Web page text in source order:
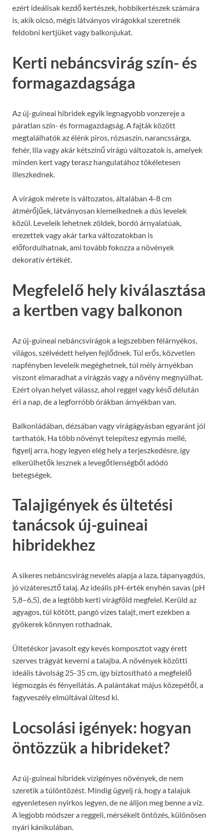
ezért ideálisak kezdő kertészek, hobbikertészek számára
is, akik olcsó, mégis látványos virágokkal szeretnék
feldobni kertjüket vagy balkonjukat.
Kerti nebáncsvirág szín- és
formagazdagsága
Az új-guineai hibridek egyik legnagyobb vonzereje a
páratlan szín- és formagazdagság. A fajták között
megtalálhatók az élénk piros, rózsaszín, narancssárga,
fehér, lila vagy akár kétszínű virágú változatok is, amelyek
minden kert vagy terasz hangulatához tökéletesen
illeszkednek.
A virágok mérete is változatos, általában 4-8 cm
átmérőjűek, látványosan kiemelkednek a dús levelek
közül. Leveleik lehetnek zöldek, bordó árnyalatúak,
erezettek vagy akár tarka változatokban is
előfordulhatnak, ami tovább fokozza a növények
dekoratív értékét.
Megfelelő hely kiválasztása
a kertben vagy balkonon
Az új-guineai nebáncsvirágok a legszebben félárnyékos,
világos, szélvédett helyen fejlődnek. Túl erős, közvetlen
napfényben leveleik megéghetnek, túl mély árnyékban
viszont elmaradhat a virágzás vagy a növény megnyúlhat.
Ezért olyan helyet válassz, ahol reggel vagy késő délután
éri a nap, de a legforróbb órákban árnyékban van.
Balkonládában, dézsában vagy virágágyásban egyaránt jól
tarthatók. Ha több növényt telepítesz egymás mellé,
figyelj arra, hogy legyen elég hely a terjeszkedésre, így
elkerülhetők lesznek a levegőtlenségből adódó
betegségek.
Talajigények és ültetési
tanácsok új-guineai
hibridekhez
A sikeres nebáncsvirág nevelés alapja a laza, tápanyagdús,
jó vízáteresztő talaj. Az ideális pH-érték enyhén savas (pH
5,8–6,5), de a legtöbb kerti virágföld megfelel. Kerüld az
agyagos, túl kötött, pangó vizes talajt, mert ezekben a
gyökerek könnyen rothadnak.
Ültetéskor javasolt egy kevés komposztot vagy érett
szerves trágyát keverni a talajba. A növények közötti
ideális távolság 25-35 cm, így biztosítható a megfelelő
légmozgás és fényellátás. A palántákat május közepétől, a
fagyveszély elmúltával ültesd ki.
Locsolási igények: hogyan
öntözzük a hibrideket?
Az új-guineai hibridek vízigényes növények, de nem
szeretik a túlöntözést. Mindig ügyelj rá, hogy a talajuk
egyenletesen nyirkos legyen, de ne álljon meg benne a víz.
A legjobb módszer a reggeli, mérsékelt öntözés, különösen
nyári kánikulában.